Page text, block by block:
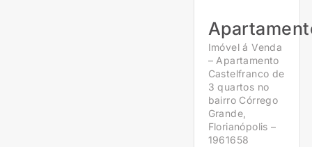
Imóvel á Venda
– Apartamento
Castelfranco de
3 quartos no
bairro Córrego
Grande,
Florianópolis –
1961658